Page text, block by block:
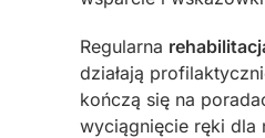
Regularna
działają
kończą się na
wyciągnięcie ręki dla